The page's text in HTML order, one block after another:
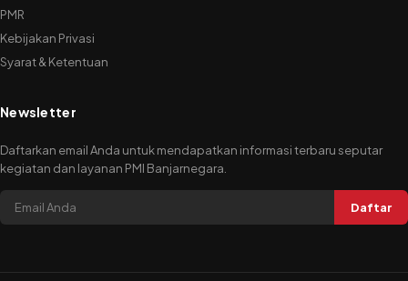
PMR
Kebijakan Privasi
Syarat & Ketentuan
Newsletter
Daftarkan email Anda untuk mendapatkan informasi terbaru seputar
kegiatan dan layanan PMI Banjarnegara.
Daftar